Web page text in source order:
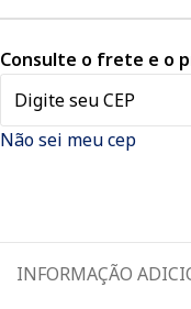
Consulte o frete e o
Não sei meu cep
INFORMAÇÃO